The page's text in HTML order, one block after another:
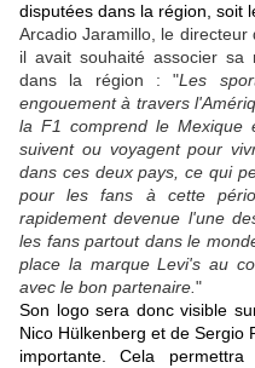
disputées dans la région, soit
Arcadio Jaramillo, le
il avait souhaité associer
dans la région : "Les
engouement à travers
la F1 comprend le
suivent ou voyagent pour
dans ces deux pays, ce qui
pour les fans à cette
rapidement devenue l'une
les fans partout dans le
place la marque Levi's au
avec le bon partenaire. "
Son logo sera donc visible
Nico Hülkenberg et de Sergio
importante. Cela